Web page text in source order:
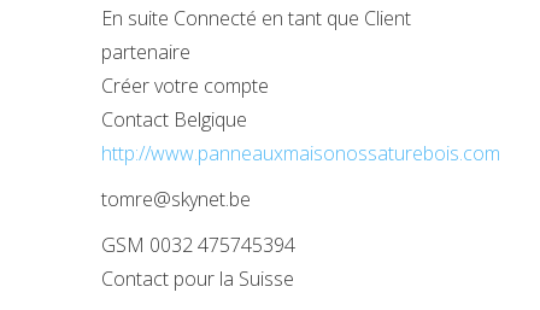
En suite Connecté en tant que Client
partenaire
Créer votre compte
Contact Belgique
http://www.panneauxmaisonossaturebois.com
tomre@skynet.be
GSM 0032 475745394
Contact pour la Suisse